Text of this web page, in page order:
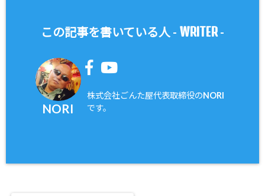
この記事を書いている人 - WRITER-
NORI
株式会社ごんた屋代表取締役のNORI
です。